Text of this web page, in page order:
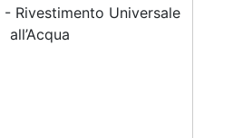
acquistare una quantità
di almeno due